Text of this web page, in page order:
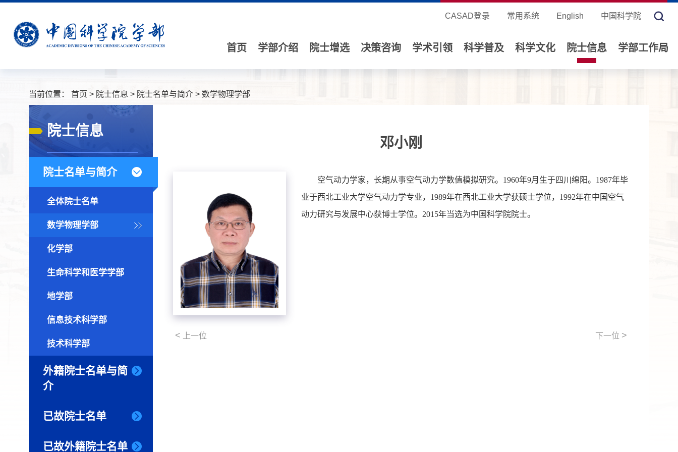
CASAD登录 常用系统 English 中国科学院
首页 学部介绍 院士增选 决策咨询 学术引领 科学普及 科学文化 院士信息 学部工作局
当前位置： 首页 > 院士信息 > 院士名单与简介 > 数学物理学部
院士信息
院士名单与简介
全体院士名单
数学物理学部
化学部
生命科学和医学学部
地学部
信息技术科学部
技术科学部
外籍院士名单与简
介
已故院士名单
已故外籍院士名单
邓小刚
空气动力学家，长期从事空气动力学数值模拟研究。1960年9月生于四川绵阳。1987年毕
业于西北工业大学空气动力学专业，1989年在西北工业大学获硕士学位，1992年在中国空气
动力研究与发展中心获博士学位。2015年当选为中国科学院院士。
< 上一位 下一位 >